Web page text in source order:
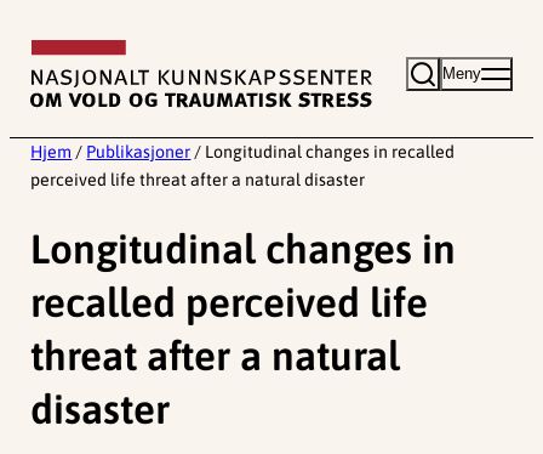
innhold
Meny
Hjem / Publikasjoner / Longitudinal changes in recalled
perceived life threat after a natural disaster
Longitudinal changes in
recalled perceived life
threat after a natural
disaster